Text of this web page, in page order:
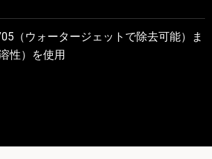
（ウォータージェットで除去可能）ま
性）を使用